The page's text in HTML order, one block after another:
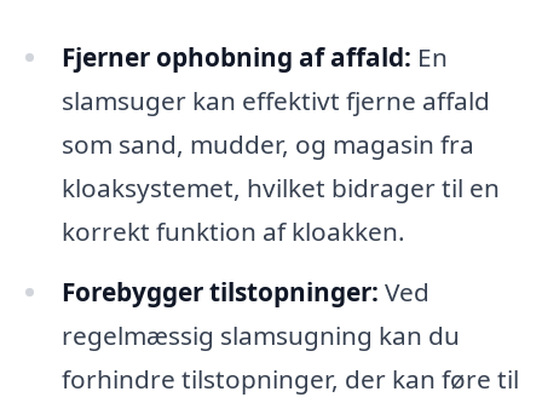
Fjerner ophobning af affald: En
slamsuger kan effektivt fjerne affald
som sand, mudder, og magasin fra
kloaksystemet, hvilket bidrager til en
korrekt funktion af kloakken.
Forebygger tilstopninger: Ved
regelmæssig slamsugning kan du
forhindre tilstopninger, der kan føre til